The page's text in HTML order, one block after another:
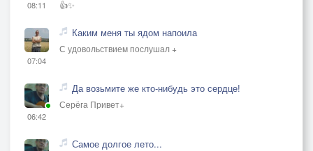
08:11
👍✨
07:04
Каким меня ты ядом напоила
С удовольствием послушал +
06:42
Да возьмите же кто-нибудь это сердце!
Серёга Привет+
Самое долгое лето...